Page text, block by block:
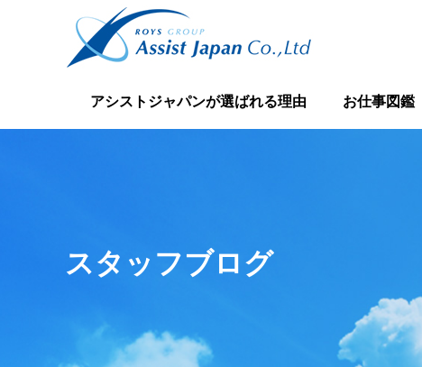
アシストジャパンが選ばれる理由 お仕事図鑑
スタッフブログ